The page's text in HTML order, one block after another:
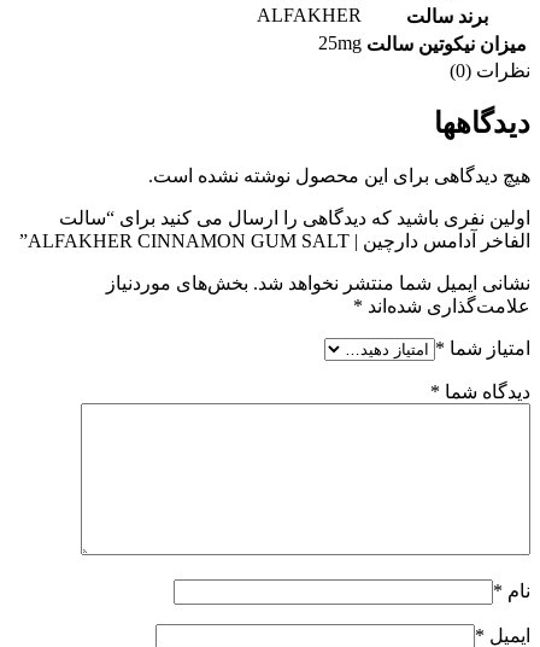
برند سالت
ALFAKHER
میزان نیکوتین سالت 25mg
نظرات (0)
دیدگاهها
هیچ دیدگاهی برای این محصول نوشته نشده است.
اولین نفری باشید که دیدگاهی را ارسال می کنید برای “سالت
الفاخر آدامس دارچین | ALFAKHER CINNAMON GUM SALT”
نشانی ایمیل شما منتشر نخواهد شد. بخش‌های موردنیاز
علامت‌گذاری شده‌اند *
امتیاز شما *
دیدگاه شما *
نام *
ایمیل *